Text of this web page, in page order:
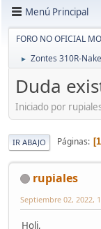
Menú Principal
FORO NO OFICIAL
► Zontes 310R-
Duda
Iniciado por
IR ABAJO Páginas 1
rupiales
Septiembre 02, 2022,
Holi,